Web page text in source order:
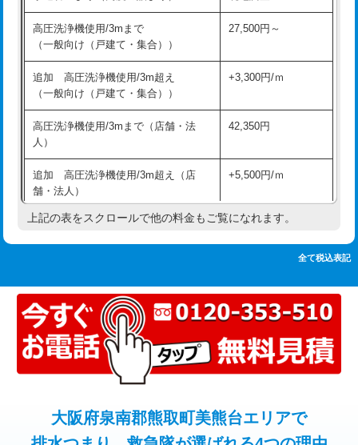
追加人工 16,500円
廃棄・処分 現場見積
※給水管工事は20mmまでの価格です。
持込商品取付（混合水栓）
持込商品取付（浄水器・分岐水栓） 16,500円
業）
排水管工事（追加 排水管工事/3ｍ超
え）
マス交換（土の掘削・埋め戻し作業） 11,000円~
マス交換（深さ50㎝以上） 66,000円
コンクリート斫り（厚さ10㎝まで） 27,500円
コンクリート斫り（厚さ10㎝超え） 38,500円
モルタル補修（厚さ10㎝まで） 27,500円
高圧洗浄機使用/3mまで
（一般向け（戸建て・集合））
27,500円～
追加 高圧洗浄機使用/3m超え
（一般向け（戸建て・集合））
+3,300円/ｍ
高圧洗浄機使用/3mまで（店舗・法
人）
42,350円
追加 高圧洗浄機使用/3m超え（店
舗・法人）
+5,500円/ｍ
高度高圧洗浄換 現地調査
トーラー機使用/3mまで 33,000円
追加トーラー機使用/3m超え +3,300円
カメラ調査 33,000円
止水・漏水調査・防水処理・清掃・修
理・調整・分解・加工など（軽作業）
11,000円
上記の表をスクロールで他の料金もご覧になれます。
全て税込表記
大阪府泉南郡熊取町美熊台エリアで